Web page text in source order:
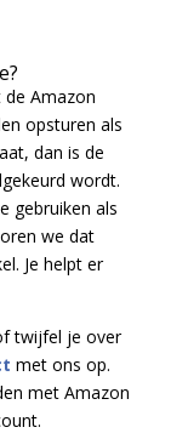
Amazon
opsturen als
dan is de
wordt.
gebruiken als
we dat
Je helpt er
twijfel je over
met ons op.
met Amazon